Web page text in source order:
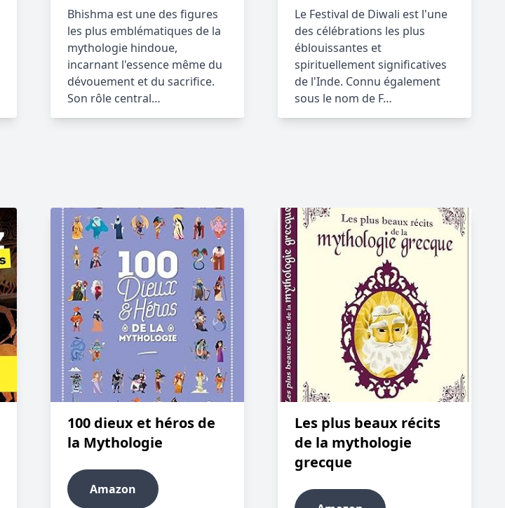
Bhishma est une des figures
les plus emblématiques de la
mythologie hindoue,
incarnant l'essence même du
dévouement et du sacrifice.
Son rôle central…
Le Festival de Diwali est l'une
des célébrations les plus
éblouissantes et
spirituellement significatives
de l'Inde. Connu également
sous le nom de F…
100 dieux et héros de
la Mythologie
Amazon
Les plus beaux récits
de la mythologie
grecque